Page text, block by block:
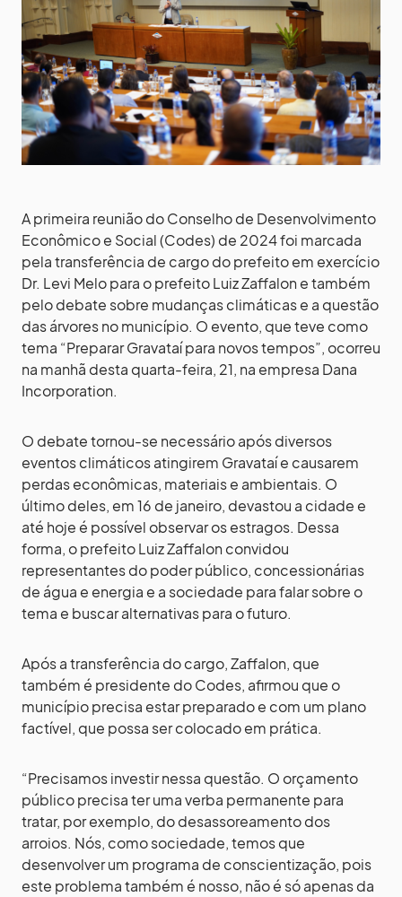
A primeira reunião do Conselho de Desenvolvimento
Econômico e Social (Codes) de 2024 foi marcada
pela transferência de cargo do prefeito em exercício
Dr. Levi Melo para o prefeito Luiz Zaffalon e também
pelo debate sobre mudanças climáticas e a questão
das árvores no município. O evento, que teve como
tema “Preparar Gravataí para novos tempos”, ocorreu
na manhã desta quarta-feira, 21, na empresa Dana
Incorporation.
O debate tornou-se necessário após diversos
eventos climáticos atingirem Gravataí e causarem
perdas econômicas, materiais e ambientais. O
último deles, em 16 de janeiro, devastou a cidade e
até hoje é possível observar os estragos. Dessa
forma, o prefeito Luiz Zaffalon convidou
representantes do poder público, concessionárias
de água e energia e a sociedade para falar sobre o
tema e buscar alternativas para o futuro.
Após a transferência do cargo, Zaffalon, que
também é presidente do Codes, afirmou que o
município precisa estar preparado e com um plano
factível, que possa ser colocado em prática.
“Precisamos investir nessa questão. O orçamento
público precisa ter uma verba permanente para
tratar, por exemplo, do desassoreamento dos
arroios. Nós, como sociedade, temos que
desenvolver um programa de conscientização, pois
este problema também é nosso, não é só apenas da